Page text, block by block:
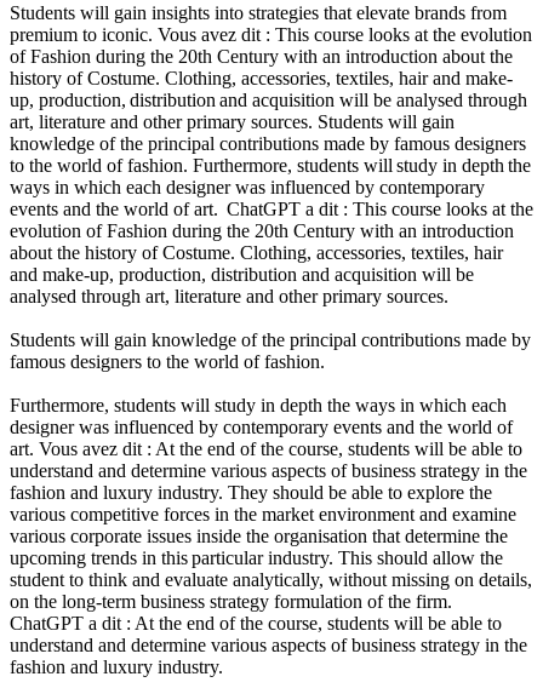
Students will gain insights into strategies that elevate brands from
premium to iconic. Vous avez dit : This course looks at the evolution
of Fashion during the 20th Century with an introduction about the
history of Costume. Clothing, accessories, textiles, hair and make-
up, production, distribution and acquisition will be analysed through
art, literature and other primary sources. Students will gain
knowledge of the principal contributions made by famous designers
to the world of fashion. Furthermore, students will study in depth the
ways in which each designer was influenced by contemporary
events and the world of art. ChatGPT a dit : This course looks at the
evolution of Fashion during the 20th Century with an introduction
about the history of Costume. Clothing, accessories, textiles, hair
and make-up, production, distribution and acquisition will be
analysed through art, literature and other primary sources.
Students will gain knowledge of the principal contributions made by
famous designers to the world of fashion.
Furthermore, students will study in depth the ways in which each
designer was influenced by contemporary events and the world of
art. Vous avez dit : At the end of the course, students will be able to
understand and determine various aspects of business strategy in the
fashion and luxury industry. They should be able to explore the
various competitive forces in the market environment and examine
various corporate issues inside the organisation that determine the
upcoming trends in this particular industry. This should allow the
student to think and evaluate analytically, without missing on details,
on the long-term business strategy formulation of the firm.
ChatGPT a dit : At the end of the course, students will be able to
understand and determine various aspects of business strategy in the
fashion and luxury industry.